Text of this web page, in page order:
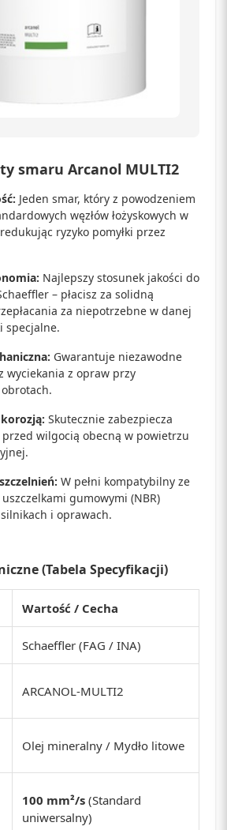
smaru Arcanol MULTI2
Jeden smar, który z powodzeniem
węzłów łożyskowych w
ryzyko pomyłki przez
Najlepszy stosunek jakości do
– płacisz za solidną
za niepotrzebne w danej
specjalne.
Gwarantuje niezawodne
wyciekania z opraw przy
Skutecznie zabezpiecza
wilgocią obecną w powietrzu
W pełni kompatybilny ze
gumowymi (NBR)
i oprawach.
(Tabela Specyfikacji)
Wartość / Cecha
Schaeffler (FAG / INA)
ARCANOL-MULTI2
Olej mineralny / Mydło litowe
100 mm²/s (Standard
uniwersalny)